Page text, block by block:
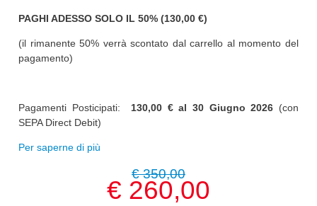
PAGHI ADESSO SOLO IL 50% (130,00 €)
(il rimanente 50% verrà scontato dal carrello al momento del
pagamento)
Pagamenti Posticipati: 130,00 € al 30 Giugno 2026 (con
SEPA Direct Debit)
Per saperne di più
€ 350,00
€ 260,00